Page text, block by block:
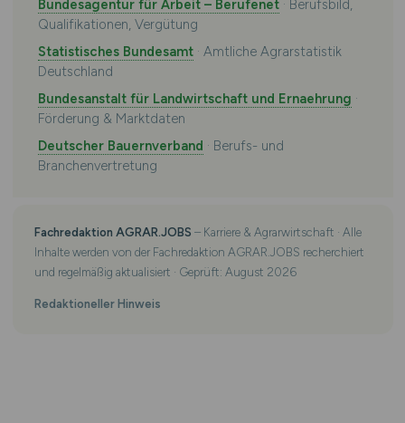
Bundesagentur für Arbeit – Berufenet· Berufsbild,
Qualifikationen, Vergütung
Statistisches Bundesamt· Amtliche Agrarstatistik
Deutschland
Bundesanstalt für Landwirtschaft und Ernaehrung ·
Förderung & Marktdaten
Deutscher Bauernverband · Berufs- und
Branchenvertretung
Fachredaktion AGRAR.JOBS – Karriere & Agrarwirtschaft · Alle
Inhalte werden von der Fachredaktion AGRAR.JOBS recherchiert
und regelmäßig aktualisiert · Geprüft: August 2026
Redaktioneller Hinweis